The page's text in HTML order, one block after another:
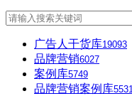
广告人干货库19093
品牌营销6027
案例库5749
品牌营销案例库5531